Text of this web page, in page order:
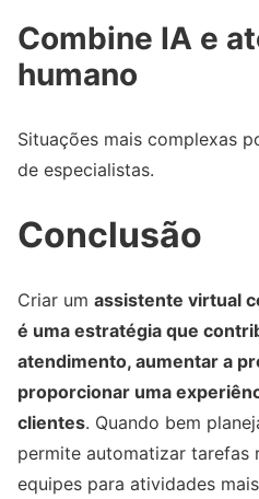
Combine IA e
humano
Situações mais complexas
de especialistas.
Conclusão
Criar um assistente virtual
é uma estratégia que
atendimento, aumentar a
proporcionar uma
clientes. Quando bem
permite automatizar tarefas
equipes para atividades